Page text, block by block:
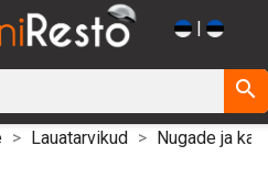
|
search
Lauatarvikud Nugade ja